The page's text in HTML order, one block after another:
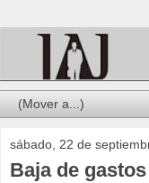
sábado, 22 de
Baja de